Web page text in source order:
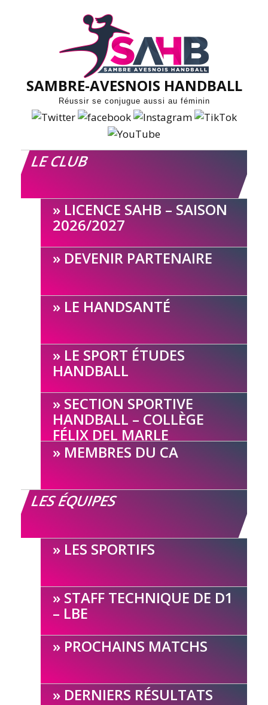
SAMBRE-AVESNOIS HANDBALL
Réussir se conjugue aussi au féminin
LE CLUB
LICENCE SAHB – SAISON
2026/2027
DEVENIR PARTENAIRE
LE HANDSANTÉ
LE SPORT ÉTUDES
HANDBALL
SECTION SPORTIVE
HANDBALL – COLLÈGE
FÉLIX DEL MARLE
MEMBRES DU CA
LES ÉQUIPES
LES SPORTIFS
STAFF TECHNIQUE DE D1
– LBE
PROCHAINS MATCHS
DERNIERS RÉSULTATS